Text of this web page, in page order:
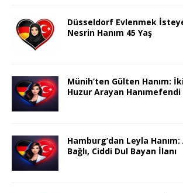
Düsseldorf Evlenmek
Nesrin Hanım 45 Yaş
Münih’ten Gülten Hanım:
Huzur Arayan Hanımefendi
Hamburg’dan Leyla
Bağlı, Ciddi Dul Bayan İlanı